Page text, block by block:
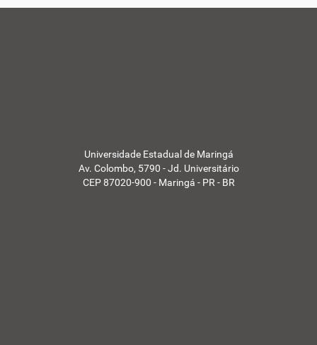
Universidade Estadual de Maringá
Av. Colombo, 5790 - Jd. Universitário
CEP 87020-900 - Maringá - PR - BR